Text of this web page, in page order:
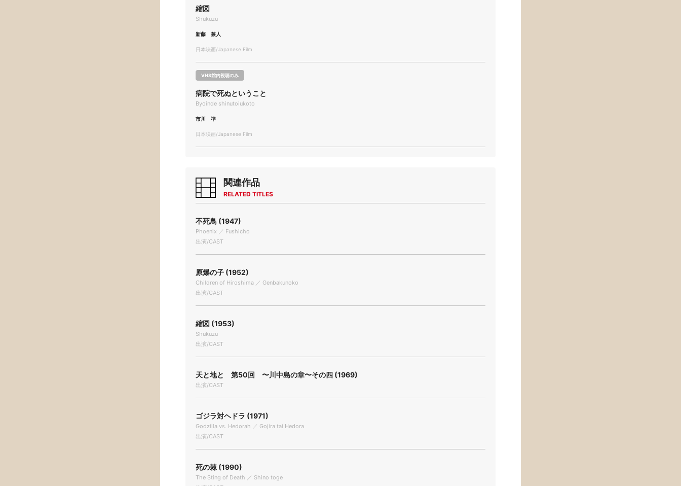
縮図
Shukuzu
新藤 兼人
日本映画/Japanese Film
VHS館内視聴のみ
病院で死ぬということ
Byoinde shinutoiukoto
市川 準
日本映画/Japanese Film
関連作品
RELATED TITLES
不死鳥 (1947)
Phoenix ／ Fushicho
出演/CAST
原爆の子 (1952)
Children of Hiroshima ／ Genbakunoko
出演/CAST
縮図 (1953)
Shukuzu
出演/CAST
天と地と 第50回 〜川中島の章〜その四 (1969)
出演/CAST
ゴジラ対ヘドラ (1971)
Godzilla vs. Hedorah ／ Gojira tai Hedora
出演/CAST
死の棘 (1990)
The Sting of Death ／ Shino toge